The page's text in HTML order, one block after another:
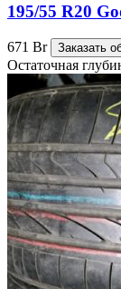
195/55 R20
671 Br Заказать
Остаточная